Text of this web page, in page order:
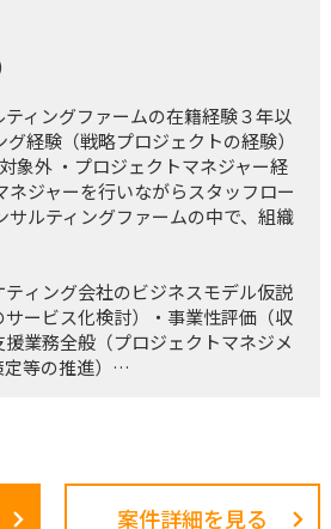
ィングファームの在籍経験３年以
グ経験（戦略プロジェクトの経験）
象外 ・プロジェクトマネジャー経
ネジャーを行いながらスタッフロー
サルティングファームの中で、組織
ィング会社のビジネスモデル仮説
ービス化検討）・事業性評価（収
業務全般（プロジェクトマネジメ
等の推進）
案件詳細を見る